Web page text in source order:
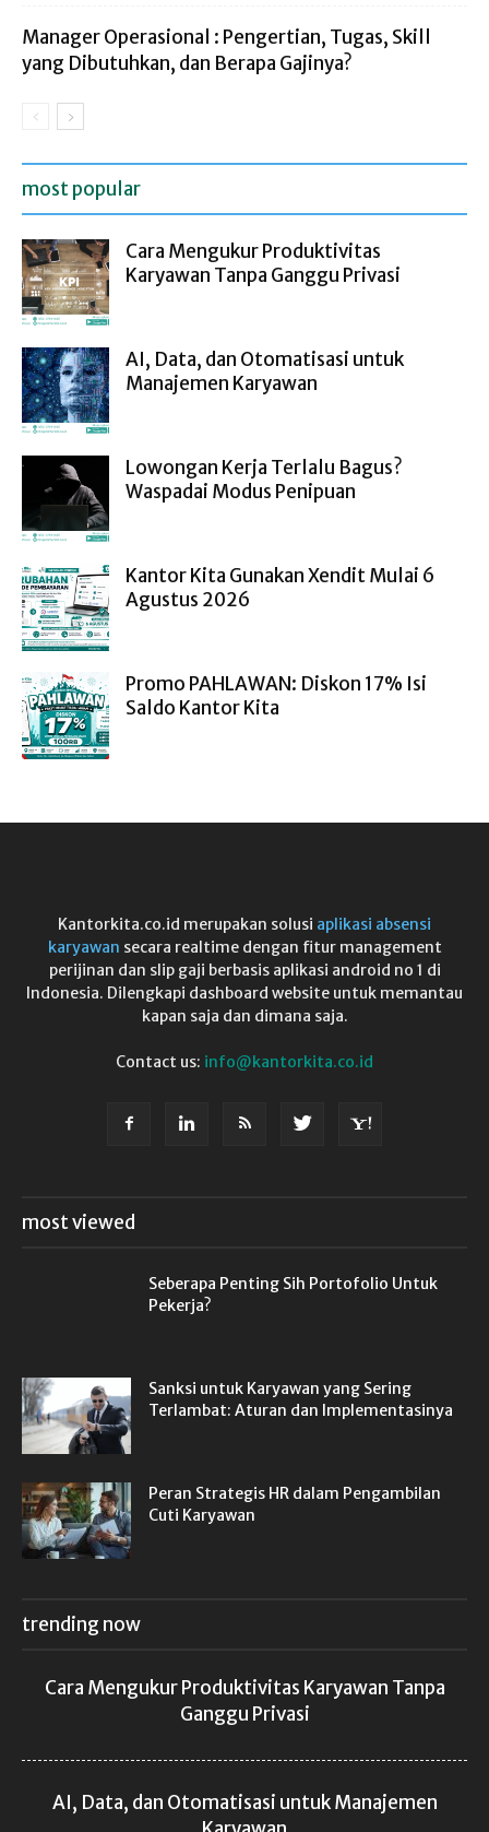
Manager Operasional : Pengertian, Tugas, Skill
yang Dibutuhkan, dan Berapa Gajinya?
most popular
Cara Mengukur Produktivitas
Karyawan Tanpa Ganggu Privasi
AI, Data, dan Otomatisasi untuk
Manajemen Karyawan
Lowongan Kerja Terlalu Bagus?
Waspadai Modus Penipuan
Kantor Kita Gunakan Xendit Mulai 6
Agustus 2026
Promo PAHLAWAN: Diskon 17% Isi
Saldo Kantor Kita
Kantorkita.co.id merupakan solusi aplikasi absensi
karyawan secara realtime dengan fitur management
perijinan dan slip gaji berbasis aplikasi android no 1 di
Indonesia. Dilengkapi dashboard website untuk memantau
kapan saja dan dimana saja.
Contact us: info@kantorkita.co.id
most viewed
Seberapa Penting Sih Portofolio Untuk
Pekerja?
Sanksi untuk Karyawan yang Sering
Terlambat: Aturan dan Implementasinya
Peran Strategis HR dalam Pengambilan
Cuti Karyawan
trending now
Cara Mengukur Produktivitas Karyawan Tanpa
Ganggu Privasi
AI, Data, dan Otomatisasi untuk Manajemen